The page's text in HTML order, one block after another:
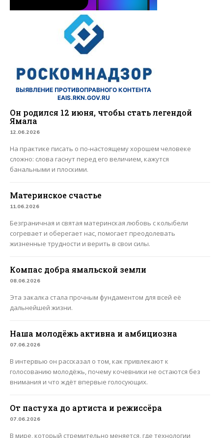
ВЫЯВЛЕНИЕ ПРОТИВОПРАВНОГО КОНТЕНТА
EAIS.RKN.GOV.RU
Он родился 12 июня, чтобы стать легендой
Ямала
12.06.2026
На практике писать о по-настоящему хорошем человеке
сложно: слова гаснут перед его величием, кажутся
банальными и плоскими.
Материнское счастье
11.06.2026
Безграничная и святая материнская любовь с колыбели
согревает и оберегает нас, помогает преодолевать
жизненные трудности и верить в свои силы.
Компас добра ямальской земли
08.06.2026
Эта закалка стала прочным фундаментом для всей её
дальнейшей жизни.
Наша молодёжь активна и амбициозна
07.06.2026
В интервью он рассказал о том, как привлекают к
голосованию молодёжь, почему кочевники не остаются без
внимания и что ждёт впервые голосующих.
От пастуха до артиста и режиссёра
07.06.2026
В мире, который стремительно меняется, где технологии